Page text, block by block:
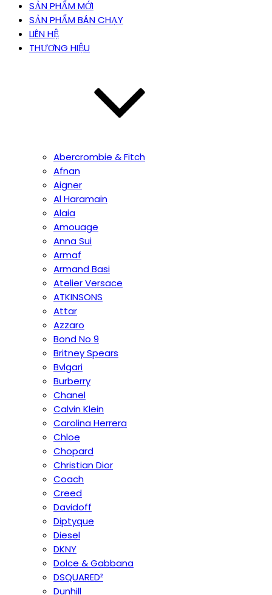
SẢN PHẨM MỚI
SẢN PHẨM BÁN CHẠY
LIÊN HỆ
THƯƠNG HIỆU
Abercrombie & Fitch
Afnan
Aigner
Al Haramain
Alaia
Amouage
Anna Sui
Armaf
Armand Basi
Atelier Versace
ATKINSONS
Attar
Azzaro
Bond No 9
Britney Spears
Bvlgari
Burberry
Chanel
Calvin Klein
Carolina Herrera
Chloe
Chopard
Christian Dior
Coach
Creed
Davidoff
Diptyque
Diesel
DKNY
Dolce & Gabbana
DSQUARED²
Dunhill